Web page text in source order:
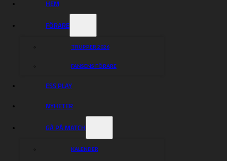
HEM
FÖRARE
TRUPPER 2026
FANSENS FÖRARE
ESS PLAY
NYHETER
GÅ PÅ MATCH
KALENDER
Dela nyheten: